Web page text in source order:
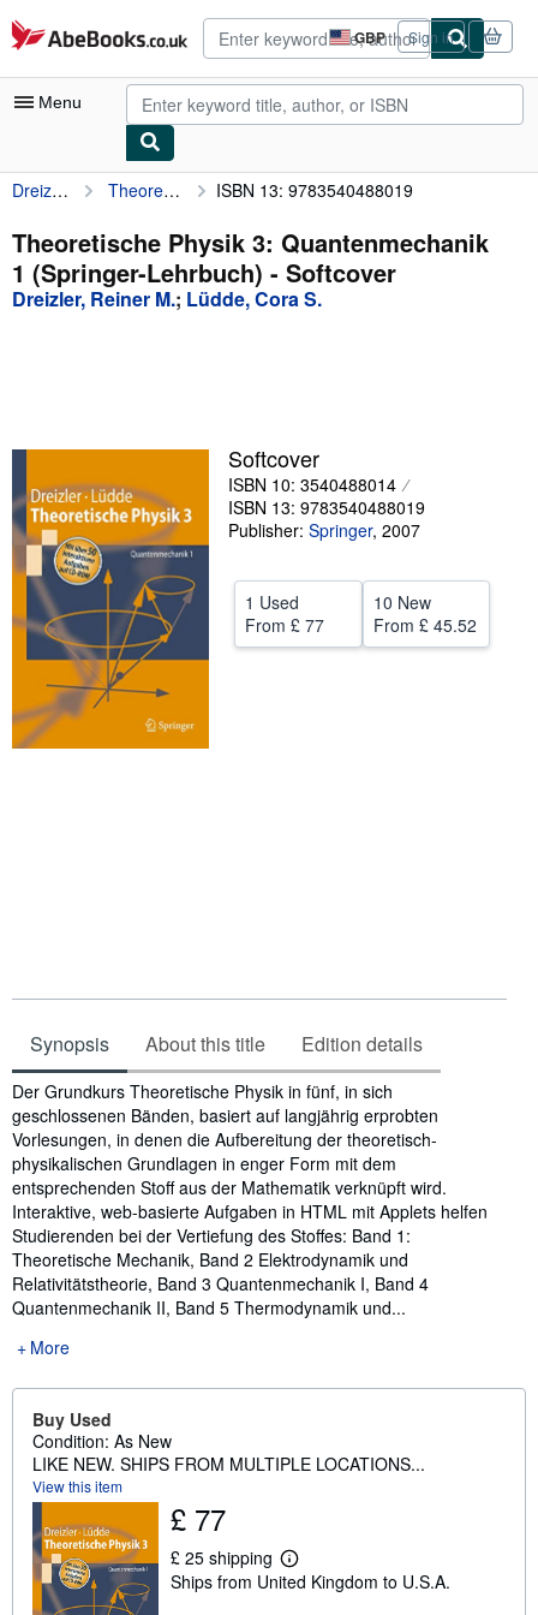
Skip to main content
AbeBooks.co.uk GBP
Site
shopping
preferences
Sign in
Menu
My Account
My Purchases
Advanced Search
Textbooks
Sellers
Start Selling
Help
CLOSE
Dreizler, Reiner M. Theoretische Physik 3: Quantenmechanik 1 (Springer-Lehrbuch) ISBN 13: 9783540488019
Theoretische Physik 3: Quantenmechanik
1 (Springer-Lehrbuch) - Softcover
Dreizler, Reiner M.; Lüdde, Cora S.
Softcover
ISBN 10: 3540488014
ISBN 13: 9783540488019
Publisher: Springer, 2007
1 Used
From £ 77
10 New
From £ 45.52
Synopsis About this title Edition details
Synopsis
Der Grundkurs Theoretische Physik in fünf, in sich
geschlossenen Bänden, basiert auf langjährig erprobten
Vorlesungen, in denen die Aufbereitung der theoretisch-
physikalischen Grundlagen in enger Form mit dem
entsprechenden Stoff aus der Mathematik verknüpft wird.
Interaktive, web-basierte Aufgaben in HTML mit Applets helfen
Studierenden bei der Vertiefung des Stoffes: Band 1:
Theoretische Mechanik, Band 2 Elektrodynamik und
Relativitätstheorie, Band 3 Quantenmechanik I, Band 4
Quantenmechanik II, Band 5 Thermodynamik und...
More
Buy Used
Condition: As New
LIKE NEW. SHIPS FROM MULTIPLE LOCATIONS...
View this item
£ 77
£ 25 shipping
L
e
Ships from United Kingdom to U.S.A.